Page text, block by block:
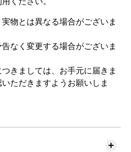
物とは異なる場合がございま
なく変更する場合がございま
きましては、お手元に届きま
ただきますようお願いしま